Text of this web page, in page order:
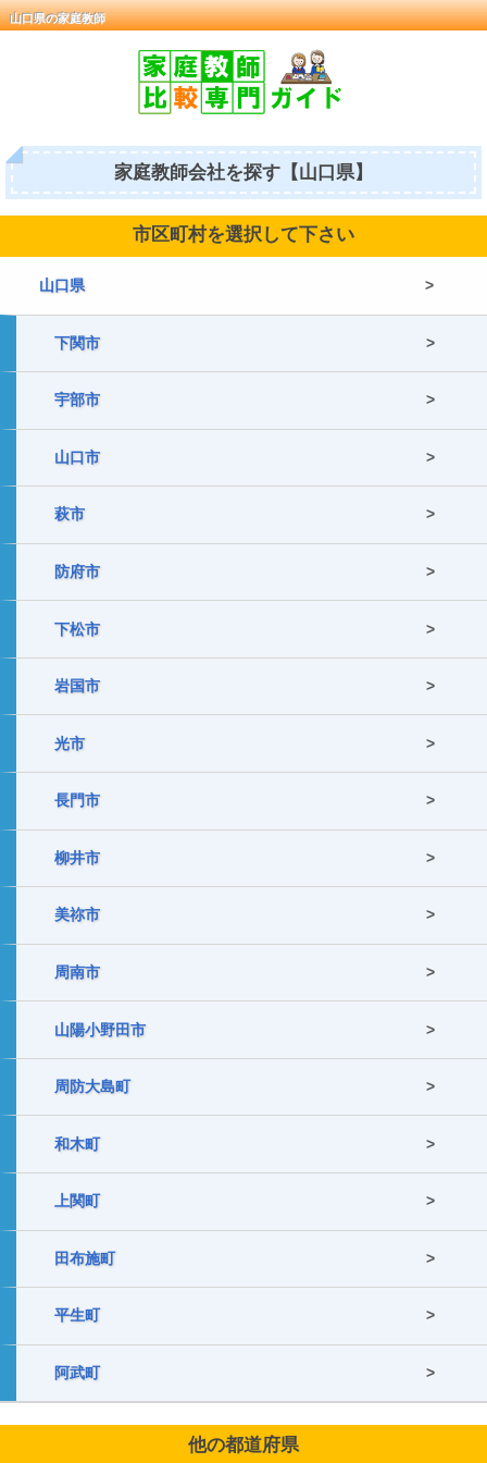
山口県の家庭教師
家庭教師会社を探す【山口県】
市区町村を選択して下さい
山口県
下関市
宇部市
山口市
萩市
防府市
下松市
岩国市
光市
長門市
柳井市
美祢市
周南市
山陽小野田市
周防大島町
和木町
上関町
田布施町
平生町
阿武町
他の都道府県